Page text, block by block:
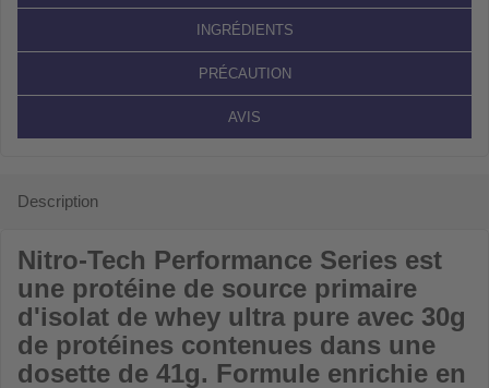
INGRÉDIENTS
PRÉCAUTION
AVIS
Description
Nitro-Tech Performance Series est
une protéine de source primaire
d'isolat de whey ultra pure avec 30g
de protéines contenues dans une
dosette de 41g. Formule enrichie en